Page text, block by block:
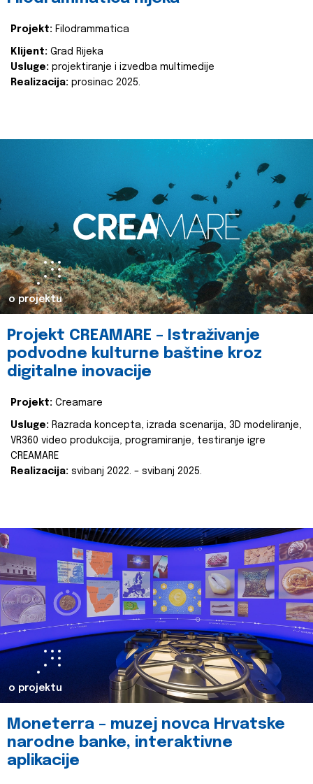
Projekt: Filodrammatica
Klijent: Grad Rijeka
Usluge: projektiranje i izvedba multimedije
Realizacija: prosinac 2025.
o projektu
Projekt CREAMARE – Istraživanje
podvodne kulturne baštine kroz
digitalne inovacije
Projekt: Creamare
Usluge: Razrada koncepta, izrada scenarija, 3D modeliranje,
VR360 video produkcija, programiranje, testiranje igre
CREAMARE
Realizacija: svibanj 2022. – svibanj 2025.
o projektu
Moneterra – muzej novca Hrvatske
narodne banke, interaktivne
aplikacije